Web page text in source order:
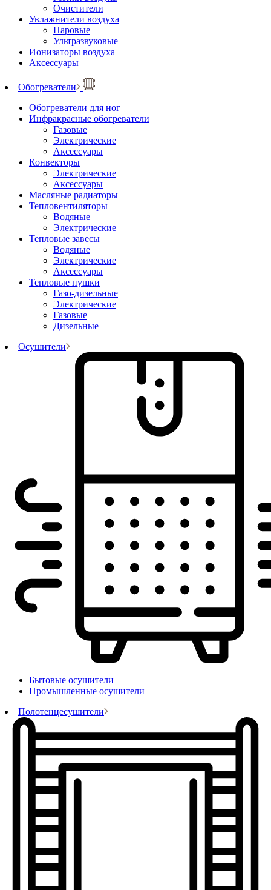
Очистители
Увлажнители воздуха
Паровые
Ультразвуковые
Ионизаторы воздуха
Аксессуары
Обогреватели
Обогреватели для ног
Инфракрасные обогреватели
Газовые
Электрические
Аксессуары
Конвекторы
Электрические
Аксессуары
Масляные радиаторы
Тепловентиляторы
Водяные
Электрические
Тепловые завесы
Водяные
Электрические
Аксессуары
Тепловые пушки
Газо-дизельные
Электрические
Газовые
Дизельные
Осушители
Бытовые осушители
Промышленные осушители
Полотенцесушители